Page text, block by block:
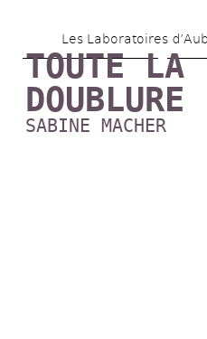
au
contenu
principal
Les Laboratoires
TOUTE LA
DOUBLURE
SABINE MACHER